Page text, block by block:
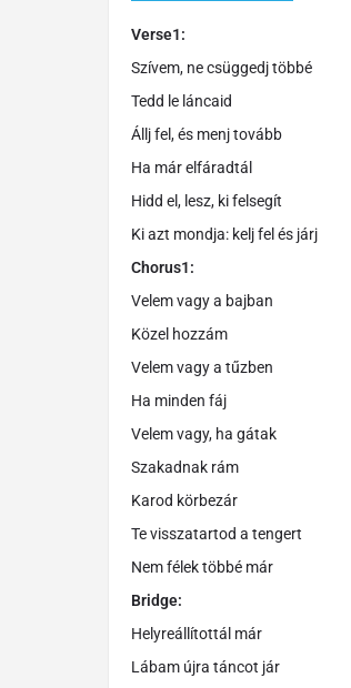
Verse1:
Szívem, ne csüggedj többé
Tedd le láncaid
Állj fel, és menj tovább
Ha már elfáradtál
Hidd el, lesz, ki felsegít
Ki azt mondja: kelj fel és járj
Chorus1:
Velem vagy a bajban
Közel hozzám
Velem vagy a tűzben
Ha minden fáj
Velem vagy, ha gátak
Szakadnak rám
Karod körbezár
Te visszatartod a tengert
Nem félek többé már
Bridge:
Helyreállítottál már
Lábam újra táncot jár